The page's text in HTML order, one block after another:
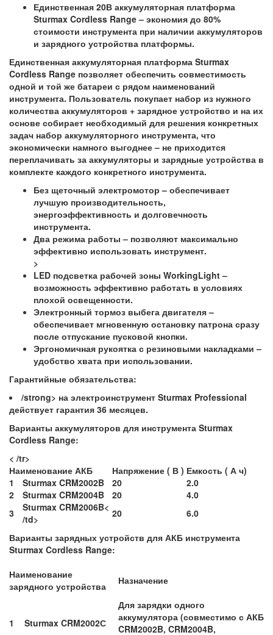
Единственная 20В аккумуляторная платформа
Sturmax Cordless Range– экономия до 80%
стоимости инструмента при наличии аккумуляторов
и зарядного устройства платформы.
Единственная аккумуляторная платформа Sturmax
Cordless Range позволяет обеспечить совместимость
одной и той же батареи с рядом наименований
инструмента. Пользователь покупает набор из нужного
количества аккумуляторов + зарядное устройство и на их
основе собирает необходимый для решения конкретных
задач набор аккумуляторного инструмента, что
экономически намного выгоднее – не приходится
переплачивать за аккумуляторы и зарядные устройства в
комплекте каждого конкретного инструмента.
Без щеточный электромотор – обеспечивает
лучшую производительность,
энергоэффективность и долговечность
инструмента.
Два режима работы – позволяют максимально
эффективно использовать инструмент.
>
LED подсветка рабочей зоны WorkingLight–
возможность эффективно работать в условиях
плохой освещенности.
Электронный тормоз выбега двигателя–
обеспечивает мгновенную остановку патрона сразу
после отпускание пусковой кнопки.
Эргономичная рукоятка с резиновыми накладками –
удобство хвата при использовании.
Гарантийные обязательства:
/strong> на электроинструмент Sturmax Professional
действует гарантия 36 месяцев.
Варианты аккумуляторов для инструмента Sturmax
Cordless Range:
< /tr>
Наименование АКБ
Напряжение ( В ) Емкость ( А ч)
1
Sturmax CRM2002B 20
2.0
2
Sturmax CRM2004B 20
4.0
3
Sturmax CRM2006B<
/td>
20
6.0
Варианты зарядных устройств для АКБ инструмента
Sturmax Cordless Range:
Наименование
зарядного устройства
Назначение
1 Sturmax CRM2002С
Для зарядки одного
аккумулятора (совместимо с АКБ
CRM2002B, CRM2004B,